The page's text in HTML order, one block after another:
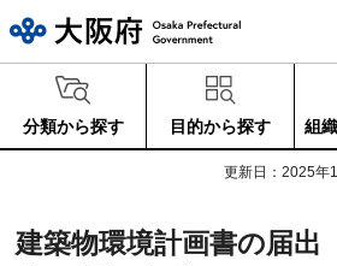
分類から探す 目的から探す 組
更新日：2025年
建築物環境計画書の届出